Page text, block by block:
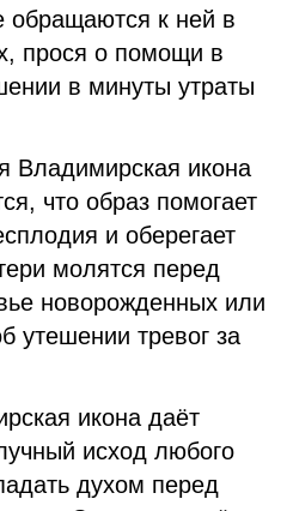
к ней в
прося о помощи в
в минуты утраты
Владимирская икона
что образ помогает
и оберегает
молятся перед
новорожденных или
утешении тревог за
икона даёт
исход любого
духом перед